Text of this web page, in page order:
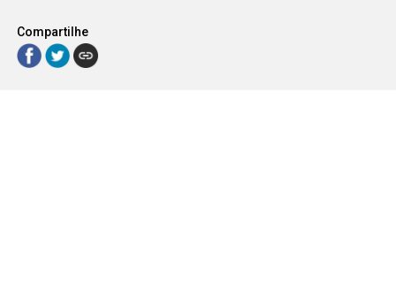
Compartilhe